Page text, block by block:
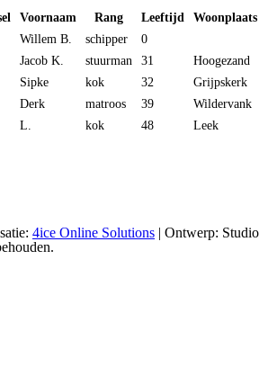
Voornaam Rang Leeftijd
Woonplaats
Willem B. schipper
0
Jacob K. stuurman 31
Hoogezand
Sipke kok 32
Grijpskerk
Derk matroos 39
Wildervank
L. kok 48 Leek
4ice Online Solutions | Ontwerp: Studio